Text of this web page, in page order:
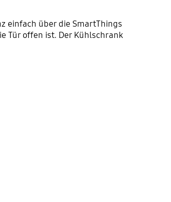
einfach über die SmartThings
Tür offen ist. Der Kühlschrank